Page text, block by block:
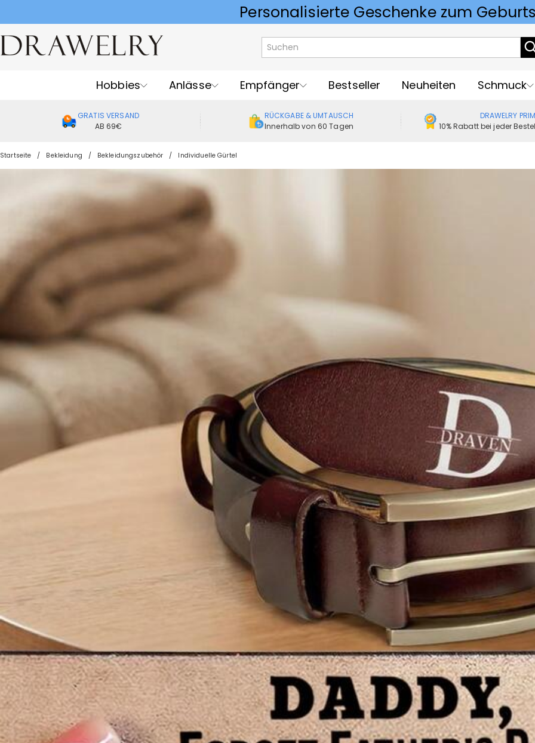
Vorlieben für Hochzeitsgeschenke
Hobbies Anlässe Empfänger Bestseller Neuheiten Schmuck
GRATIS VERSAND
AB 69€
RÜCKGABE & UMTAUSCH
Innerhalb von 60 Tagen
DRAWELRY
10% Rabatt bei jeder
Startseite Bekleidung Bekleidungszubehör Individuelle Gürtel